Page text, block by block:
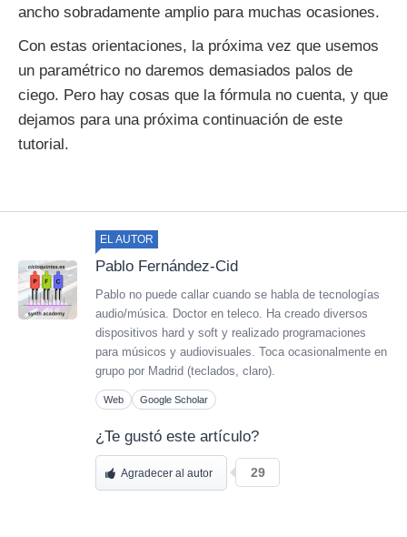
ancho sobradamente amplio para muchas ocasiones.
Con estas orientaciones, la próxima vez que usemos
un paramétrico no daremos demasiados palos de
ciego. Pero hay cosas que la fórmula no cuenta, y que
dejamos para una próxima continuación de este
tutorial.
EL AUTOR
Pablo Fernández-Cid
Pablo no puede callar cuando se habla de tecnologías
audio/música. Doctor en teleco. Ha creado diversos
dispositivos hard y soft y realizado programaciones
para músicos y audiovisuales. Toca ocasionalmente en
grupo por Madrid (teclados, claro).
Web Google Scholar
¿Te gustó este artículo?
Agradecer al autor 29